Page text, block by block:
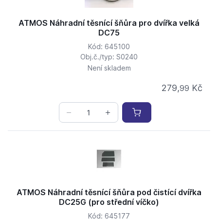
ATMOS Náhradní těsnící šňůra pro dvířka velká
DC75
Kód: 645100
Obj.č./typ: S0240
Není skladem
279,99 Kč
ATMOS Náhradní těsnící šňůra pod čistící dvířka
DC25G (pro střední víčko)
Kód: 645177